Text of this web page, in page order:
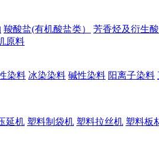
羧酸盐(有机酸盐类） 芳香烃及衍生
原料
染料 冰染染料 碱性染料 阳离子染料
延机 塑料制袋机 塑料拉丝机 塑料板